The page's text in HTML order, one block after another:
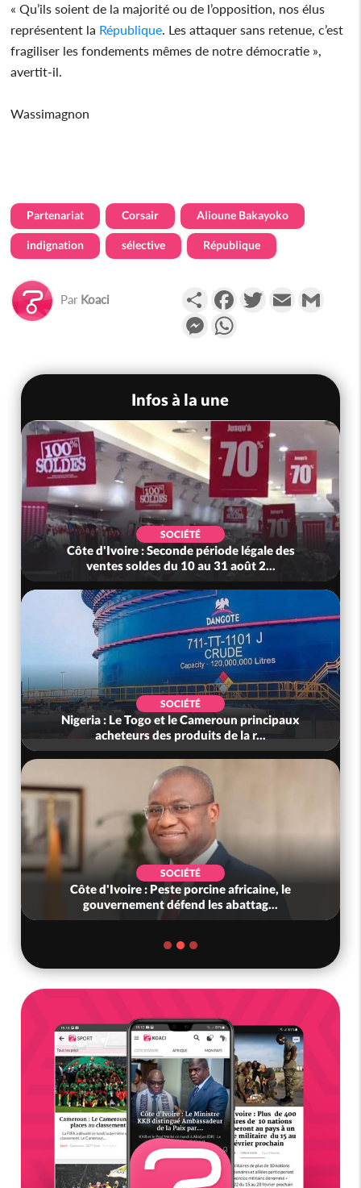
« Qu’ils soient de la majorité ou de l’opposition, nos élus
représentent la République. Les attaquer sans retenue, c’est
fragiliser les fondements mêmes de notre démocratie »,
avertit-il.
Wassimagnon
Partenariat Corsair Alioune Bakayoko
indignation sélective République
Par Koaci PartagerFacebookTwitterEmail
Messenger
Infos à la une
SOCIÉTÉ
Côte d'Ivoire : Seconde période légale des
ventes soldes du 10 au 31 août 2...
SOCIÉTÉ
Nigeria : Le Togo et le Cameroun principaux
acheteurs des produits de la r...
SOCIÉTÉ
Côte d'Ivoire : Peste porcine africaine, le
gouvernement défend les abattag...